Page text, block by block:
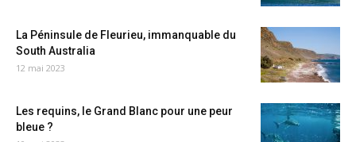
La Péninsule de Fleurieu, immanquable du
South Australia
12 mai 2023
Les requins, le Grand Blanc pour une peur
bleue ?